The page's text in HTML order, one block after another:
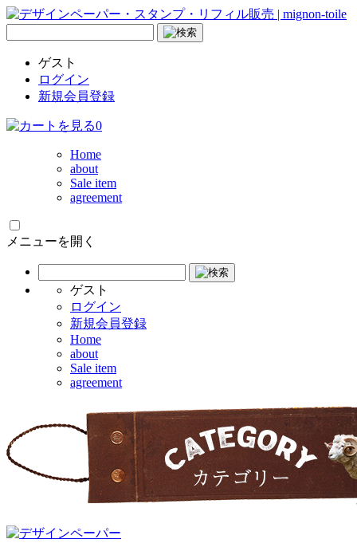
ゲスト
ログイン
新規会員登録
0
Home
about
Sale item
agreement
メニューを開く
ゲスト
ログイン
新規会員登録
Home
about
Sale item
agreement